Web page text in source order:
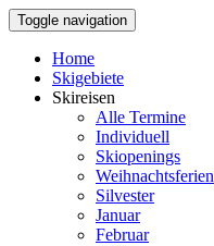
Toggle navigation
Home
Skigebiete
Skireisen
Alle Termine
Individuell
Skiopenings
Weihnachtsferien
Silvester
Januar
Februar